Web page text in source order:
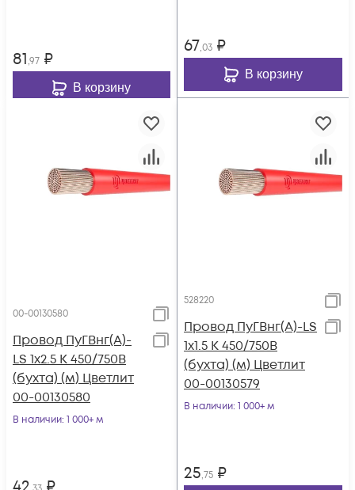
81,97 ₽
В корзину
67,03 ₽
В корзину
00-00130580
Провод ПуГВнг(А)-
LS 1х2.5 К 450/750В
(бухта) (м) Цветлит
00-00130580
В наличии: 1 000+ м
528220
Провод ПуГВнг(А)-LS
1х1.5 К 450/750В
(бухта) (м) Цветлит
00-00130579
В наличии: 1 000+ м
25,75 ₽